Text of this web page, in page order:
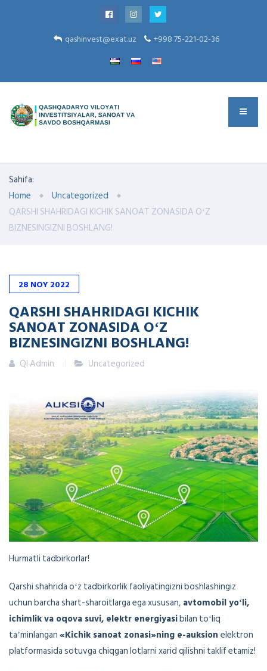
qashinvest@exat.uz +998 75-221-02-36
Sahifa:
Home
Uncategorized
QARSHI SHAHRIDAGI KICHIK SANOAT ZONASIDA OʻZ
BIZNESINGIZNI BOSHLANG!
28 NOY2022
QARSHI SHAHRIDAGI KICHIK
SANOAT ZONASIDA OʻZ
BIZNESINGIZNI BOSHLANG!
QI Admin Uncategorized
Hurmatli tadbirkorlar!
Qarshi shahrida oʻz tadbirkorlik faoliyatingizni boshlashingiz
uchun barcha shart-sharoitlarga ega xususan, avtomobil yoʻli,
ichimlik va oqova suvi, elektr energiyasibilan toʻliq
taʼminlangan«Kichik sanoat zonasi»ning e-auksion elektron
platformasida sotuvga chiqgan lotlarni xarid qilishni taklif etamiz!